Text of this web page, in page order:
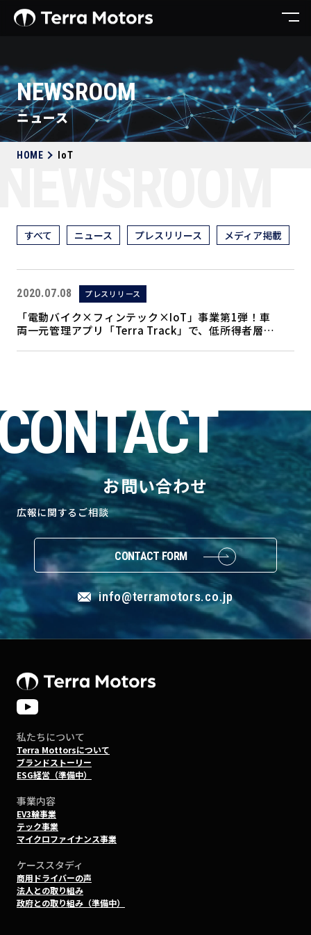
NEWSROOM
ニュース
HOME IoT
すべて ニュース プレスリリース メディア掲載
2020.07.08 プレスリリース
「電動バイク×フィンテック×IoT」事業第1弾！車
両一元管理アプリ「Terra Track」で、低所得者層も
お問い合わせ
広報に関するご相談
CONTACT FORM
info@terramotors.co.jp
私たちについて
Terra Mottorsについて
ブランドストーリー
ESG経営（準備中）
事業内容
EV3輪事業
テック事業
マイクロファイナンス事業
ケーススタディ
商用ドライバーの声
法人との取り組み
政府との取り組み（準備中）